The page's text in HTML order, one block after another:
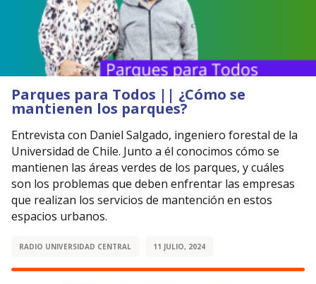
Parques para Todos || ¿Cómo se
mantienen los parques?
Entrevista con Daniel Salgado, ingeniero forestal de la
Universidad de Chile. Junto a él conocimos cómo se
mantienen las áreas verdes de los parques, y cuáles
son los problemas que deben enfrentar las empresas
que realizan los servicios de mantención en estos
espacios urbanos.
RADIO UNIVERSIDAD CENTRAL 11 JULIO, 2024